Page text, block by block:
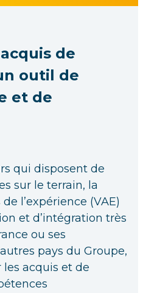
de
outil de
et de
qui disposent de
sur le terrain, la
l’expérience (VAE)
et d’intégration très
ou ses
pays du Groupe,
acquis et de